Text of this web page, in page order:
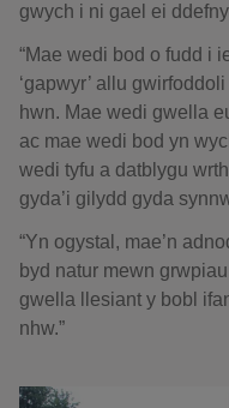
gwych i ni gael ei
“Mae wedi bod o fudd i
‘gapwyr’ allu
hwn. Mae wedi gwella
ac mae wedi bod yn
wedi tyfu a datblygu
gyda’i gilydd gyda
“Yn ogystal, mae’n
byd natur mewn
gwella llesiant y bobl
nhw.”